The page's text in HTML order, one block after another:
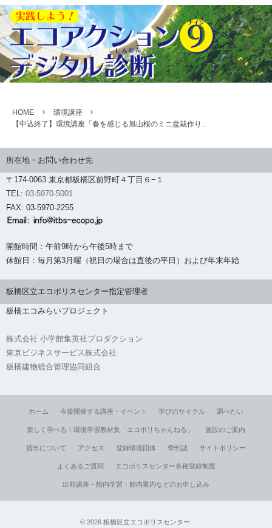
HOME
環境講座
【申込終了】環境講座「春を感じる旭山桜のミニ盆栽作り...
所在地・お問い合わせ先
〒174-0063 東京都板橋区前野町４丁目６−１
TEL: 03-5970-5001
FAX: 03-5970-2255
開館時間：午前9時から午後5時まで
休館日：毎月第3月曜（祝日の場合は直後の平日）および年末年始
板橋区立エコポリスセンター指定管理者
板橋エコみらいプロジェクト
株式会社 小学館集英社プロダクション
東京ビジネスサービス株式会社
板橋建物総合管理協同組合
ホーム 今後開催する講座・イベント 学びのサイクル 調べたい
楽しく学べる！環境学習教材集「エコポリちゃんねる」 施設のご案内
貸出について アクセス 登録環境団体 季刊誌 サイトポリシー
よくあるご質問 エコポリスセンター各種登録制度
出前講座・館内学習・館内案内などのお申し込み
© 2026 板橋区立エコポリスセンター